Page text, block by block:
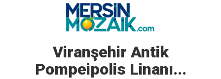
Viranşehir Antik
Pompeipolis Linanı...